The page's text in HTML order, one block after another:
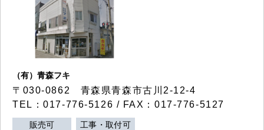
（有）青森フキ
〒030-0862 青森県青森市古川2-12-4
TEL：017-776-5126 / FAX：017-776-5127
販売可 工事・取付可